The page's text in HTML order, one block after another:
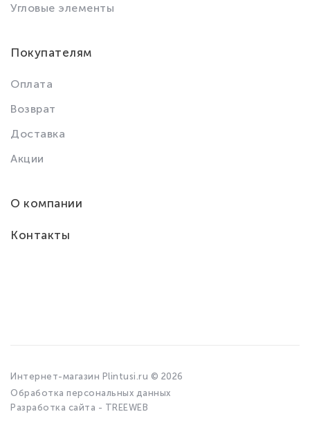
Угловые элементы
Покупателям
Оплата
Возврат
Доставка
Акции
О компании
Контакты
Интернет-магазин Plintusi.ru © 2026
Обработка персональных данных
Разработка сайта - TREEWEB